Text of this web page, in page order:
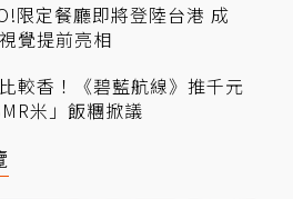
限定餐廳即將登陸台港 成
覺提前亮相
較香！《碧藍航線》推千元
米」飯糰掀議